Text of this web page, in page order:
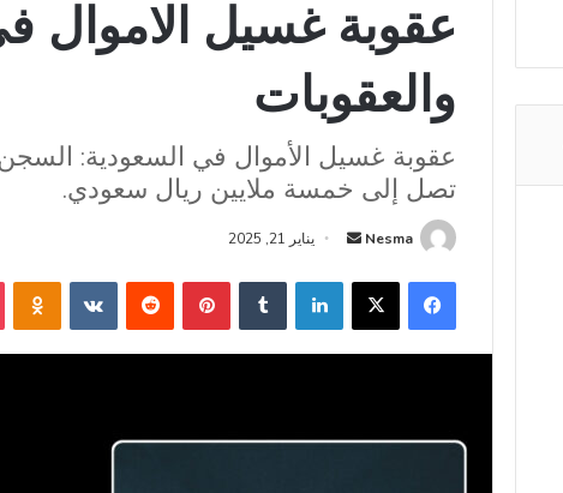
عقوبة غسيل الاموال
والعقوبات
عقوبة غسيل الأموال في السعودية:
تصل إلى خمسة ملايين ريال سعودي.
Nesma
أرسل
إلكترونيا
يناير 21, 2025
فيسبوك‫X لينكدإن بينتيريست